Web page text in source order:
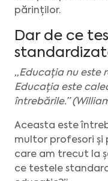
părinților.
Dar de ce
„Educația nu este
Educația este
întrebările.”
Aceasta este
multor profesori și
care am trecut la
ce testele